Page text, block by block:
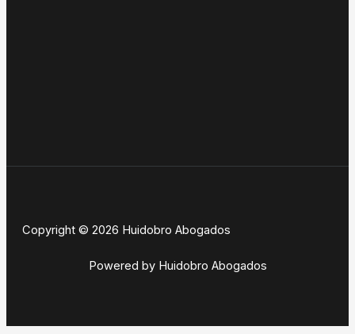
Copyright © 2026 Huidobro Abogados
Powered by Huidobro Abogados